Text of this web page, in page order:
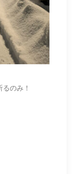
のみ！